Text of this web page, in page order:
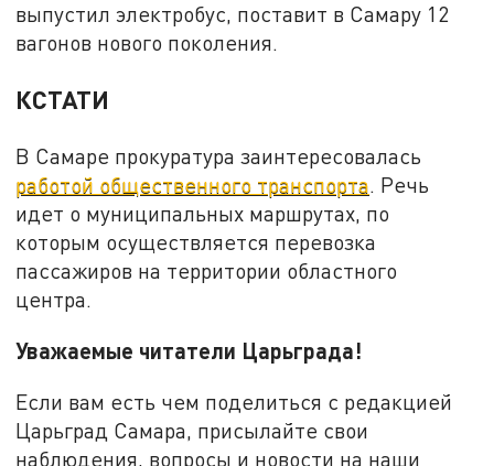
выпустил электробус, поставит в Самару 12
вагонов нового поколения.
КСТАТИ
В Самаре прокуратура заинтересовалась
работой общественного транспорта. Речь
идет о муниципальных маршрутах, по
которым осуществляется перевозка
пассажиров на территории областного
центра.
Уважаемые читатели Царьграда!
Если вам есть чем поделиться с редакцией
Царьград Самара, присылайте свои
наблюдения, вопросы и новости на наши